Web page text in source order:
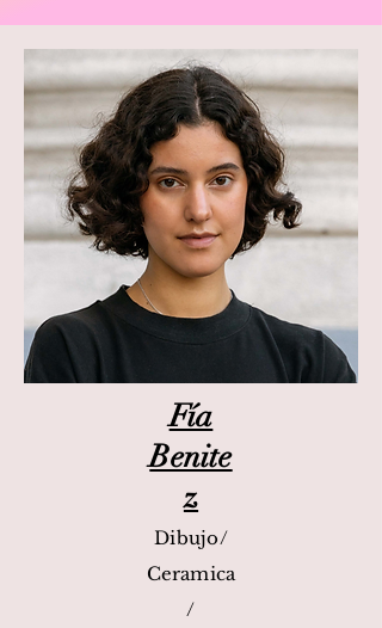
Fía
Benite
z
Dibujo/
Ceramica
/